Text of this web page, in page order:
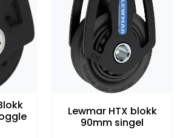
Lewmar HTX blokk
90mm singel